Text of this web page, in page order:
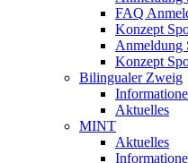
FAQ
Konzept
Anmeldung
Konzept
Bilingualer Zweig
Aktuelles
MINT
Aktuelles